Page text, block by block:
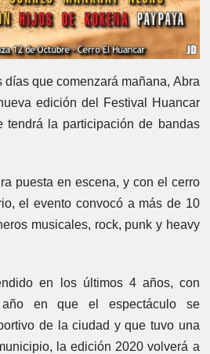
que comenzará mañana, Abra
edición del Festival Huancar
tendrá la participación de bandas
puesta en escena, y con el cerro
el evento convocó a más de 10
musicales, rock, punk y heavy
en los últimos 4 años, con
en que el espectáculo se
de la ciudad y que tuvo una
la edición 2020 volverá a